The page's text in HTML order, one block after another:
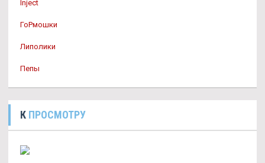
Inject
ГоРмошки
Липолики
Пепы
К ПРОСМОТРУ